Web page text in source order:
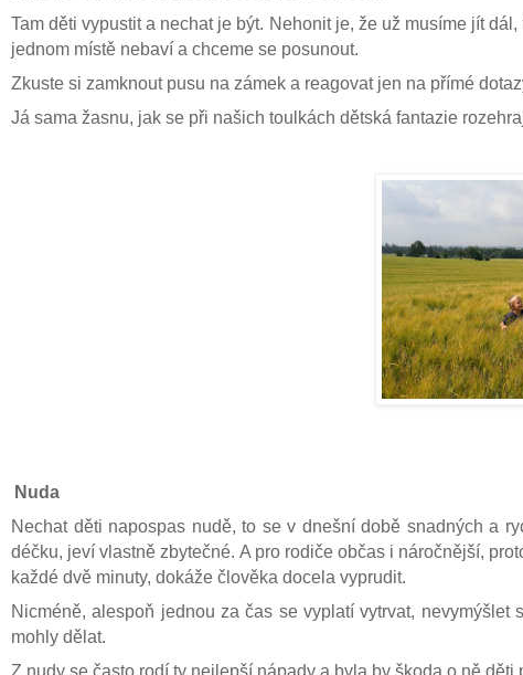
Tam děti vypustit a nechat je být. Nehonit je, že už musíme jít
jednom místě nebaví a chceme se posunout.
Zkuste si zamknout pusu na zámek a reagovat jen na přímé
Já sama žasnu, jak se při našich toulkách dětská fantazie
Nuda
Nechat děti napospas nudě, to se v dnešní době snadných a
déčku, jeví vlastně zbytečné. A pro rodiče občas i náročnější,
každé dvě minuty, dokáže člověka docela vyprudit.
Nicméně, alespoň jednou za čas se vyplatí vytrvat,
mohly dělat.
Z nudy se často rodí ty nejlepší nápady a byla by škoda o ně děti